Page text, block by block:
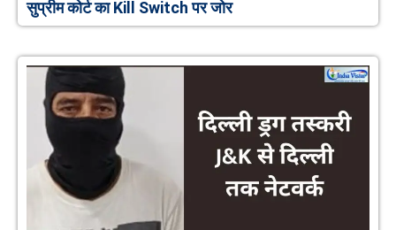
सुप्रीम कोर्ट का Kill Switch पर जोर